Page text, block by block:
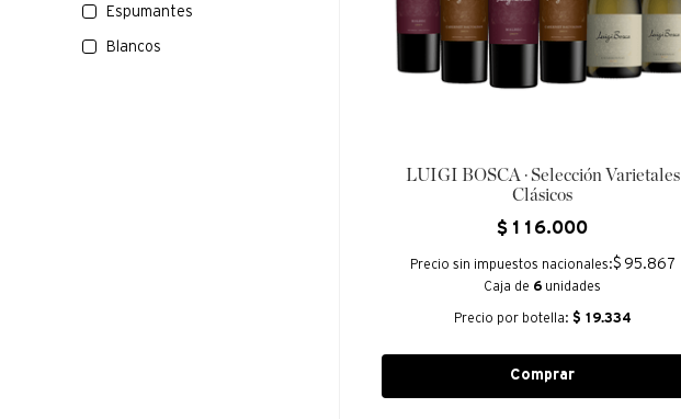
Espumantes
Blancos
LUIGI BOSCA · Selección Varietales
Clásicos
$ 116.000
Precio sin impuestos nacionales:$ 95.867
Caja de 6 unidades
Precio por botella:$ 19.334
Comprar